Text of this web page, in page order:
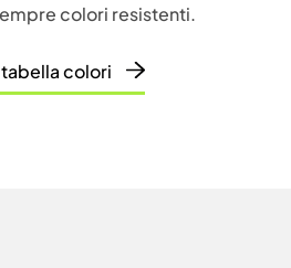
colori resistenti.
colori